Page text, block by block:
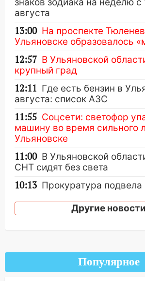
августа
13:00 На проспекте
Ульяновске образовалось
12:57 В Ульяновской
крупный град
12:11 Где есть бензин в
августа: список АЗС
11:55 Соцсети: светофор
машину во время сильного
Ульяновске
11:00 В Ульяновской
СНТ сидят без света
10:13 Прокуратура подвела
09:18 Из-за ливня
автоподставы и атака
важные итоги прошедшей
Ульяновской области
Другие новости
Популярное